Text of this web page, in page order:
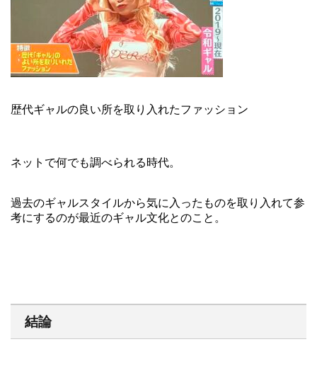
歴代ギャルの良い所を取り入れたファッション
ネットで何でも調べられる時代。
過去のギャルスタイルから気に入ったものを取り入れて参
考にするのが最近のギャル文化とのこと。
結論